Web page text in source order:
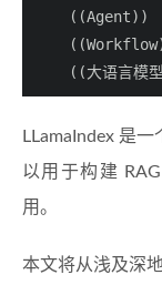
    ((Agent))
((大语言模
LLamaIndex 是
以用于构建
用。
本文将从浅及深